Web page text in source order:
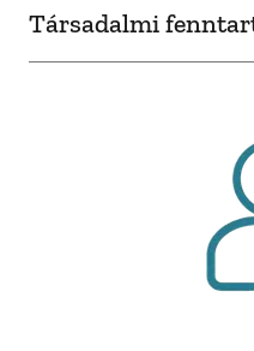
Társadalmi